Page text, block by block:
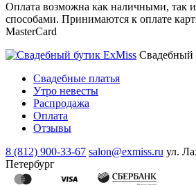
Оплата возможна как наличными, так
способами. Принимаются к оплате
MasterCard
Свадебный
Свадебные платья
Утро невесты
Распродажа
Оплата
Отзывы
8 (812) 900-33-67 salon@exmiss.ru ул.
Петербург